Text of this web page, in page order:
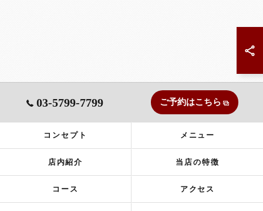
03-5799-7799 ご予約はこちら
コンセプト メニュー
店内紹介 当店の特徴
コース アクセス